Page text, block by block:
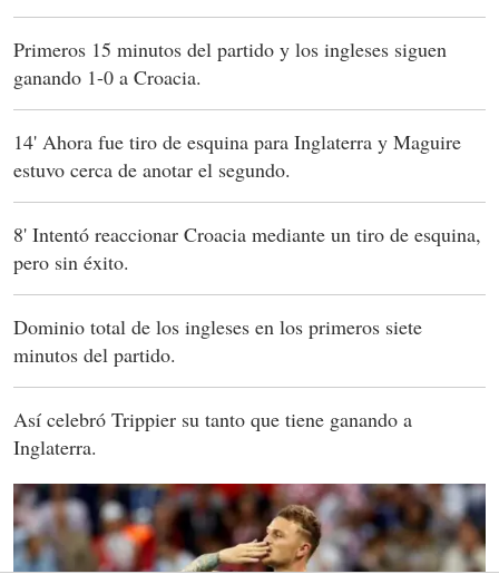
Primeros 15 minutos del partido y los ingleses siguen
ganando 1-0 a Croacia.
14' Ahora fue tiro de esquina para Inglaterra y Maguire
estuvo cerca de anotar el segundo.
8' Intentó reaccionar Croacia mediante un tiro de esquina,
pero sin éxito.
Dominio total de los ingleses en los primeros siete
minutos del partido.
Así celebró Trippier su tanto que tiene ganando a
Inglaterra.